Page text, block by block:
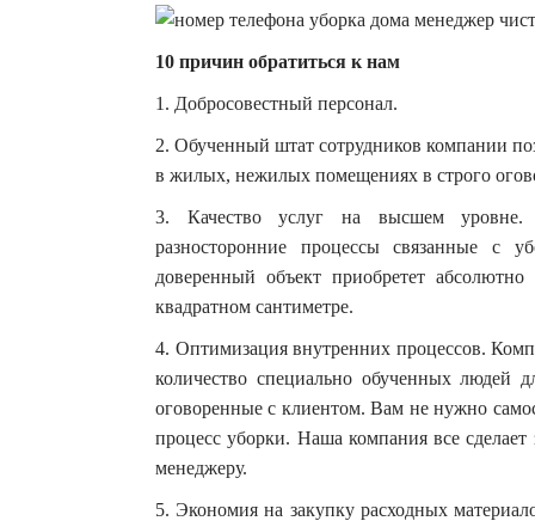
10 причин обратиться к нам
1. Добросовестный персонал.
2. Обученный штат сотрудников компании
в жилых, нежилых помещениях в строго
3. Качество услуг на высшем уровне.
разносторонние процессы связанные с
доверенный объект приобретет
квадратном сантиметре.
4. Оптимизация внутренних процессов.
количество специально обученных людей
оговоренные с клиентом. Вам не нужно
процесс уборки. Наша компания все
менеджеру.
5. Экономия на закупку расходных